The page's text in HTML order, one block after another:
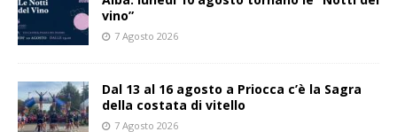
vino”
7 Agosto 2026
Dal 13 al 16 agosto a Priocca c’è la Sagra
della costata di vitello
7 Agosto 2026